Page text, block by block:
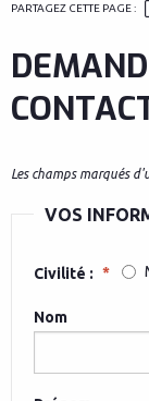
PARTAGEZ CETTE PAGE :
Les champs marqués
VOS
Civilité :
Nom